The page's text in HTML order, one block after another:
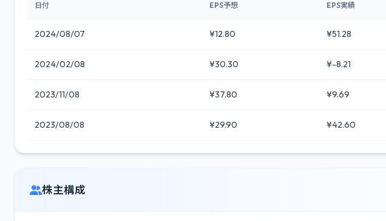
日付 EPS予想 EPS実績
2024/08/07 ¥12.80 ¥51.28
2024/02/08 ¥30.30 ¥-8.21
2023/11/08 ¥37.80 ¥9.69
2023/08/08 ¥29.90 ¥42.60
株主構成